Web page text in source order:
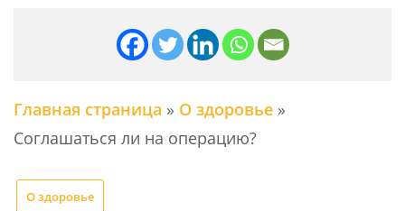
Главная страница » О здоровье »
Соглашаться ли на операцию?
О здоровье